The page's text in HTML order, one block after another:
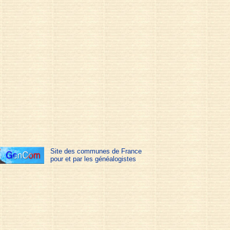
Site des communes de France
pour et par les généalogistes